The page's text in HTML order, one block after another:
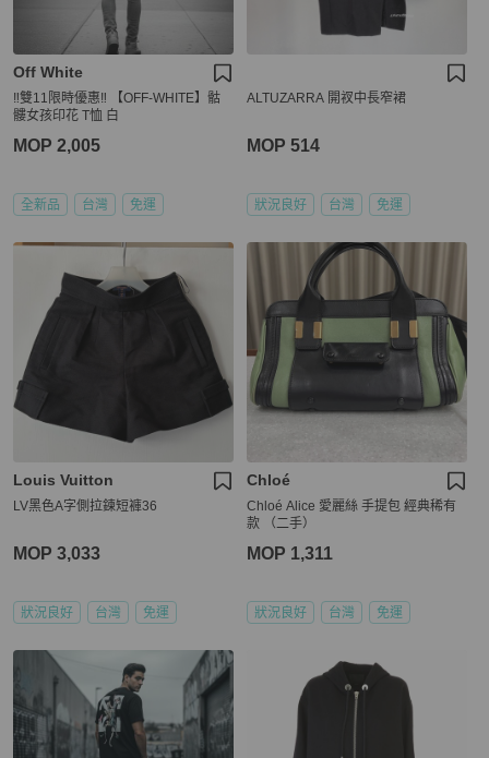
Off White
‼️雙11限時優惠‼️ 【OFF-WHITE】骷
髏女孩印花 T恤 白
MOP 2,005
全新品 台灣 免運
ALTUZARRA 開衩中長窄裙
MOP 514
狀況良好 台灣 免運
Louis Vuitton
LV黑色A字側拉鍊短褲36
MOP 3,033
狀況良好 台灣 免運
Chloé
Chloé Alice 愛麗絲 手提包 經典稀有
款 （二手）
MOP 1,311
狀況良好 台灣 免運